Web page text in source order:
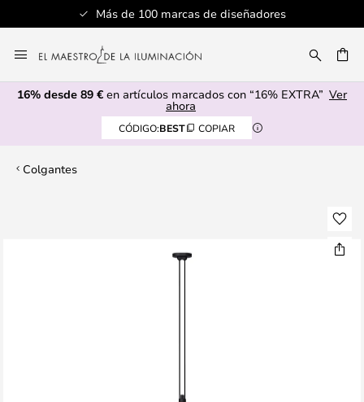
Más de 100 marcas de diseñadores
al
contenido
16% desde 89 € en artículos marcados con “16% EXTRA” Ver
ahora
CÓDIGO:BEST COPIAR
Colgantes